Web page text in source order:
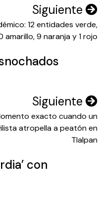
Siguiente
12 entidades verde,
amarillo, 9 naranja y 1 rojo
Siguiente
exacto cuando un
atropella a peatón en
Tlalpan
con